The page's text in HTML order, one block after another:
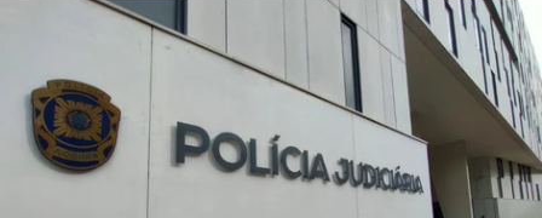
Segundo os docentes, o processo de reapreciação
está a enfrentar vários constrangimentos. Há
casos em que faltam os modelos preenchidos
pelos alunos com a alegação justificativa para o
pedido de reapreciação, ou os documentos que os
relatores devem preencher.